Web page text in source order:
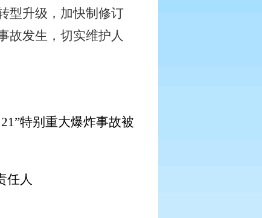
型升级，加快制修订
故发生，切实维护人
21”特别重大爆炸事故被
任人